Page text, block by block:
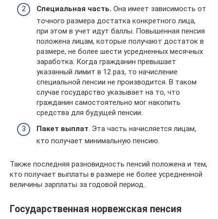
Специальная часть. Она имеет зависимость от
точного размера достатка конкретного лица,
при этом в учет идут баллы. Повышенная пенсия
положена лицам, которые получают достаток в
размере, не более шести усредненных месячных
заработка. Когда гражданин превышает
указанный лимит в 12 раз, то начисление
специальной пенсии не производится. В таком
случае государство указывает на то, что
гражданин самостоятельно мог накопить
средства для будущей пенсии.
Пакет выплат. Эта часть начисляется лицам,
кто получает минимальную пенсию.
Также последняя разновидность пенсий положена и тем,
кто получает выплаты в размере не более усредненной
величины зарплаты за годовой период.
Государственная норвежская пенсия